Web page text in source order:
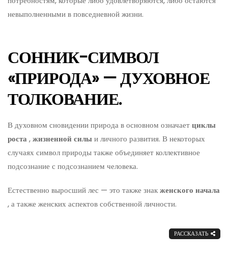
невыполненными в повседневной жизни.
СОННИК-СИМВОЛ
«ПРИРОДА» — ДУХОВНОЕ
ТОЛКОВАНИЕ.
В духовном сновидении природа в основном означаетциклы
роста ,жизненной силыи личного развития. В некоторых
случаях символ природы также объединяет коллективное
подсознание с подсознанием человека.
Естественно выросший лес — это также знакженского начала
, а также женских аспектов собственной личности.
РАССКАЗАТЬ